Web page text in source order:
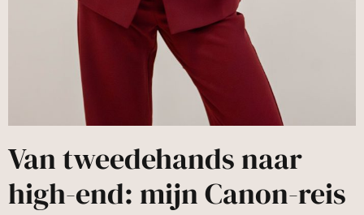
Van tweedehands naar
high-end: mijn Canon-reis